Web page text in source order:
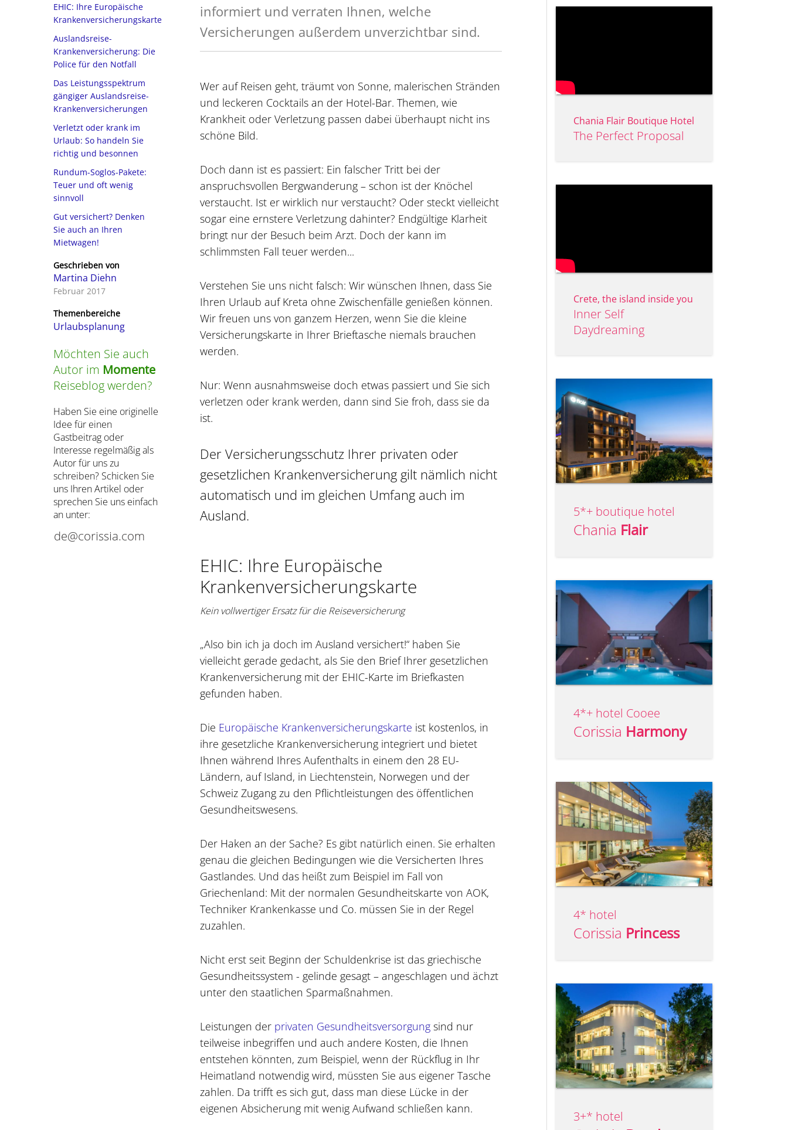
EHIC: Ihre Europäische
Krankenversicherungskarte
Auslandsreise-
Krankenversicherung: Die
Police für den Notfall
Das Leistungsspektrum
gängiger Auslandsreise-
Krankenversicherungen
Verletzt oder krank im
Urlaub: So handeln Sie
richtig und besonnen
Rundum-Soglos-Pakete:
Teuer und oft wenig
sinnvoll
Gut versichert? Denken
Sie auch an Ihren
Mietwagen!
Geschrieben von
Martina Diehn
Februar 2017
Themenbereiche
Urlaubsplanung
Möchten Sie auch
Autor im Momente
Reiseblog werden?
Haben Sie eine originelle
Idee für einen
Gastbeitrag oder
Interesse regelmäßig als
Autor für uns zu
schreiben? Schicken Sie
uns Ihren Artikel oder
sprechen Sie uns einfach
an unter:
informiert und verraten Ihnen, welche
Versicherungen außerdem unverzichtbar sind.
Wer auf Reisen geht, träumt von Sonne, malerischen Stränden
und leckeren Cocktails an der Hotel-Bar. Themen, wie
Krankheit oder Verletzung passen dabei überhaupt nicht ins
schöne Bild.
Doch dann ist es passiert: Ein falscher Tritt bei der
anspruchsvollen Bergwanderung – schon ist der Knöchel
verstaucht. Ist er wirklich nur verstaucht? Oder steckt vielleicht
sogar eine ernstere Verletzung dahinter? Endgültige Klarheit
bringt nur der Besuch beim Arzt. Doch der kann im
schlimmsten Fall teuer werden...
Verstehen Sie uns nicht falsch: Wir wünschen Ihnen, dass Sie
Ihren Urlaub auf Kreta ohne Zwischenfälle genießen können.
Wir freuen uns von ganzem Herzen, wenn Sie die kleine
Versicherungskarte in Ihrer Brieftasche niemals brauchen
werden.
Nur: Wenn ausnahmsweise doch etwas passiert und Sie sich
verletzen oder krank werden, dann sind Sie froh, dass sie da
ist.
Der Versicherungsschutz Ihrer privaten oder
gesetzlichen Krankenversicherung gilt nämlich nicht
automatisch und im gleichen Umfang auch im
Ausland.
EHIC: Ihre Europäische
Krankenversicherungskarte
Kein vollwertiger Ersatz für die Reiseversicherung
„Also bin ich ja doch im Ausland versichert!“ haben Sie
vielleicht gerade gedacht, als Sie den Brief Ihrer gesetzlichen
Krankenversicherung mit der EHIC-Karte im Briefkasten
gefunden haben.
Die Europäische Krankenversicherungskarte ist kostenlos, in
ihre gesetzliche Krankenversicherung integriert und bietet
Ihnen während Ihres Aufenthalts in einem den 28 EU-
Ländern, auf Island, in Liechtenstein, Norwegen und der
Schweiz Zugang zu den Pflichtleistungen des öffentlichen
Gesundheitswesens.
Der Haken an der Sache? Es gibt natürlich einen. Sie erhalten
genau die gleichen Bedingungen wie die Versicherten Ihres
Gastlandes. Und das heißt zum Beispiel im Fall von
Griechenland: Mit der normalen Gesundheitskarte von AOK,
Techniker Krankenkasse und Co. müssen Sie in der Regel
zuzahlen.
Nicht erst seit Beginn der Schuldenkrise ist das griechische
Gesundheitssystem - gelinde gesagt – angeschlagen und ächzt
unter den staatlichen Sparmaßnahmen.
Leistungen der privaten Gesundheitsversorgung sind nur
teilweise inbegriffen und auch andere Kosten, die Ihnen
entstehen könnten, zum Beispiel, wenn der Rückflug in Ihr
Heimatland notwendig wird, müssten Sie aus eigener Tasche
zahlen. Da trifft es sich gut, dass man diese Lücke in der
eigenen Absicherung mit wenig Aufwand schließen kann.
Chania Flair Boutique Hotel
The Perfect Proposal
Crete, the island inside you
Inner Self
Daydreaming
5*+ boutique hotel
Chania Flair
4*+ hotel Cooee
Corissia Harmony
4* hotel
Corissia Princess
3+* hotel